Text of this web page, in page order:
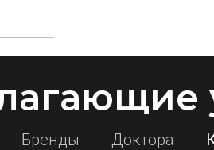
Бренды Доктора